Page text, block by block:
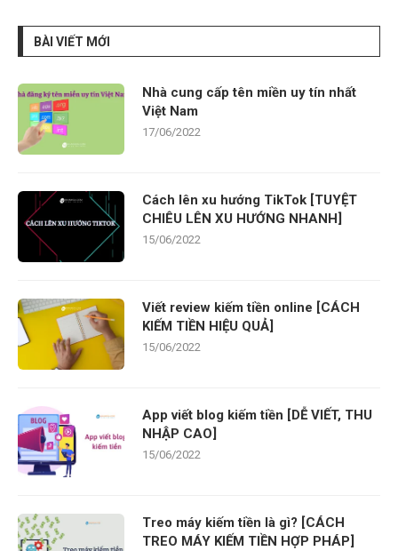
BÀI VIẾT MỚI
Nhà cung cấp tên miền uy tín nhất
Việt Nam
17/06/2022
Cách lên xu hướng TikTok [TUYỆT
CHIÊU LÊN XU HƯỚNG NHANH]
15/06/2022
Viết review kiếm tiền online [CÁCH
KIẾM TIỀN HIỆU QUẢ]
15/06/2022
App viết blog kiếm tiền [DỄ VIẾT, THU
NHẬP CAO]
15/06/2022
Treo máy kiếm tiền là gì? [CÁCH
TREO MÁY KIẾM TIỀN HỢP PHÁP]